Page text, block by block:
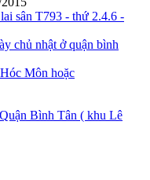
sân T793 - thứ 2.4.6 -
chủ nhật ở quận bình
Môn hoặc
Bình Tân ( khu Lê